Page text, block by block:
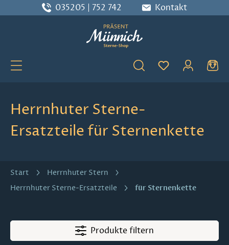
Zum Hauptinhalt springen
035205 | 752 742 Kontakt
Du hast 0
Herrnhuter Sterne-
Ersatzteile für Sternenkette
Start
Herrnhuter Stern
Herrnhuter Sterne-Ersatzteile
für Sternenkette
Produkte filtern